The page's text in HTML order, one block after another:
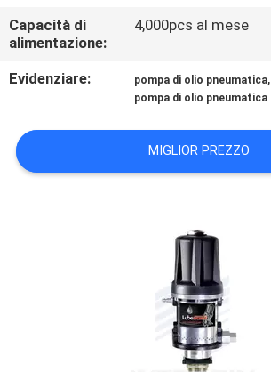
NOTIZIA
UN
PREVENTIVO
Capacità di
alimentazione:
4,000pcs al mese
Evidenziare: pompa di olio pneumatica,
pompa di olio pneumatica
MIGLIOR PREZZO